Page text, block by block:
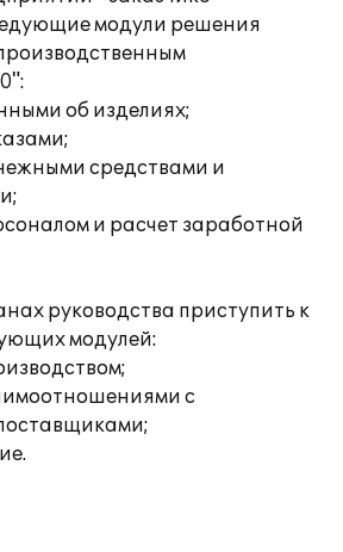
модули решения
об изделиях;
средствами и
и расчет заработной
руководства приступить к
модулей:
с